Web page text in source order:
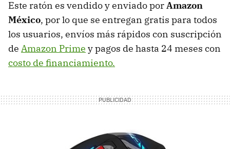
Este ratón es vendido y enviado porAmazon
México, por lo que se entregan gratis para todos
los usuarios, envíos más rápidos con suscripción
de Amazon Prime y pagos de hasta 24 meses con
costo de financiamiento.